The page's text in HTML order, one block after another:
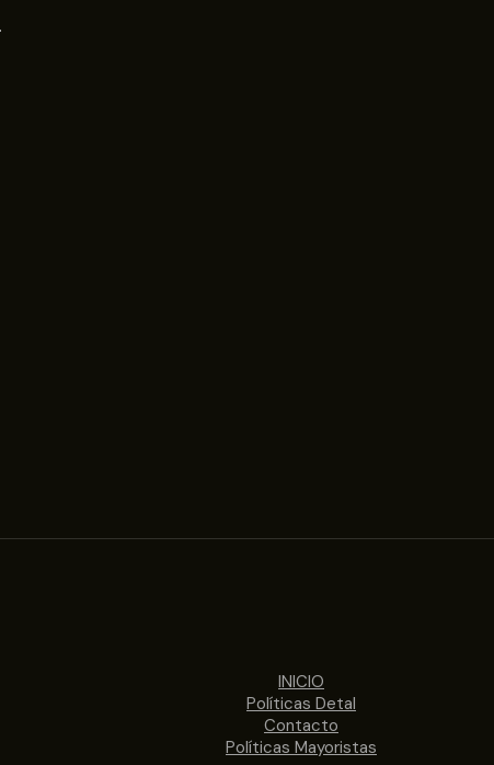
INICIO
Políticas Detal
Contacto
Políticas Mayoristas